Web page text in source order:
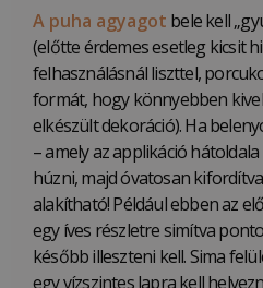
A puha agyagot bele kell
(előtte érdemes esetleg kicsit
felhasználásnál liszttel,
formát, hogy könnyebben
elkészült dekoráció). Ha
– amely az applikáció
húzni, majd óvatosan
alakítható! Például ebben az
egy íves részletre simítva
később illeszteni kell. Sima
egy vízszintes lapra kell